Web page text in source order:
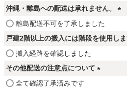
カーテン
ラグ
沖縄・離島への配送は承れません。
必
離島配送不可を了承しました
戸建2階以上の搬入には階段を使用し
搬入経路を確認しました
その他配送の注意点について
全て確認了承済みです